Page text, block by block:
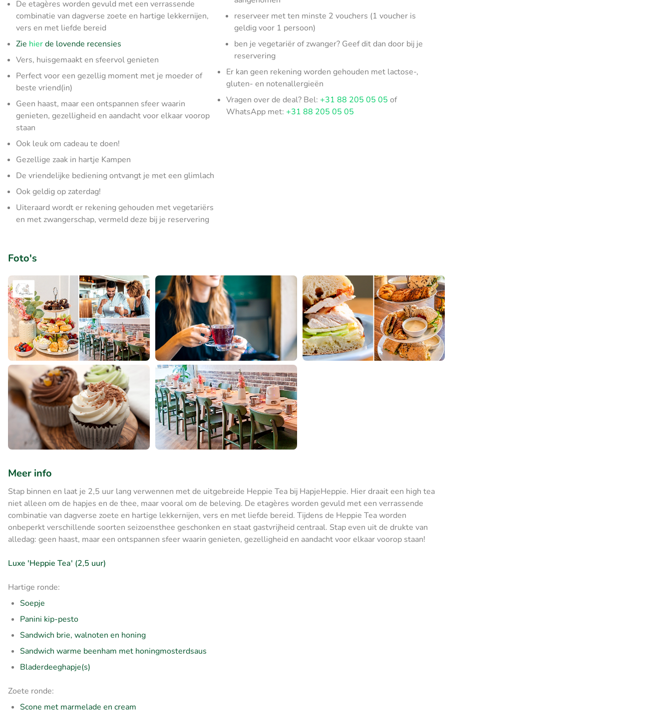
De etagères worden gevuld met een verrassende
combinatie van dagverse zoete en hartige lekkernijen,
vers en met liefde bereid
Zie hierde lovende recensies
Vers, huisgemaakt en sfeervol genieten
Perfect voor een gezellig moment met je moeder of
beste vriend(in)
Geen haast, maar een ontspannen sfeer waarin
genieten, gezelligheid en aandacht voor elkaar voorop
staan
Ook leuk om cadeau te doen!
Gezellige zaak in hartje Kampen
De vriendelijke bediening ontvangt je met een glimlach
Ook geldig op zaterdag!
Uiteraard wordt er rekening gehouden met vegetariërs
en met zwangerschap, vermeld deze bij je reservering
reserveer met ten minste 2 vouchers (1 voucher is
geldig voor 1 persoon)
ben je vegetariër of zwanger? Geef dit dan door bij je
reservering
Er kan geen rekening worden gehouden met lactose-,
gluten- en notenallergieën
Vragen over de deal? Bel:+31 88 205 05 05 of
WhatsApp met:+31 88 205 05 05
Foto's
Meer info
Stap binnen en laat je 2,5 uur lang verwennen met de uitgebreide Heppie Tea bij HapjeHeppie. Hier draait een high tea
niet alleen om de hapjes en de thee, maar vooral om de beleving. De etagères worden gevuld met een verrassende
combinatie van dagverse zoete en hartige lekkernijen, vers en met liefde bereid. Tijdens de Heppie Tea worden
onbeperkt verschillende soorten seizoensthee geschonken en staat gastvrijheid centraal. Stap even uit de drukte van
alledag: geen haast, maar een ontspannen sfeer waarin genieten, gezelligheid en aandacht voor elkaar voorop staan!
Luxe 'Heppie Tea' (2,5 uur)
Hartige ronde:
Soepje
Panini kip-pesto
Sandwich brie, walnoten en honing
Sandwich warme beenham met honingmosterdsaus
Bladerdeeghapje(s)
Zoete ronde:
Scone met marmelade en cream